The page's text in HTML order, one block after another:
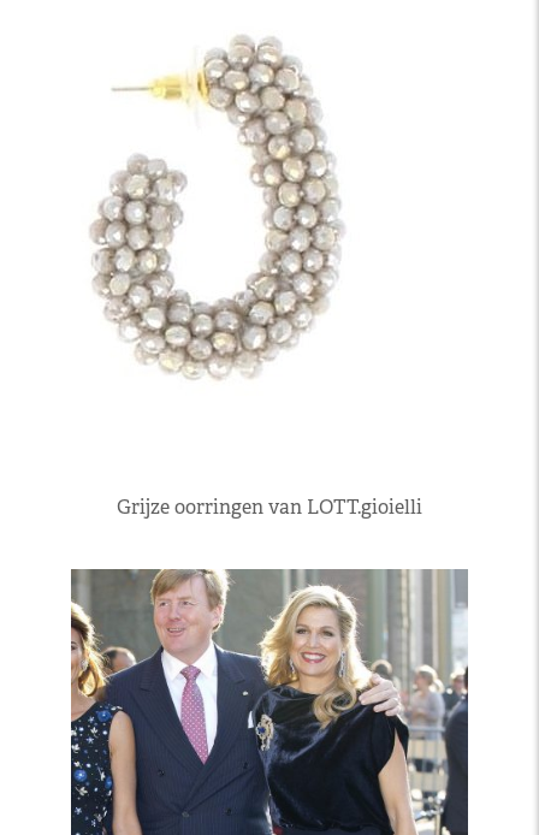
Grijze oorringen van LOTT.gioielli